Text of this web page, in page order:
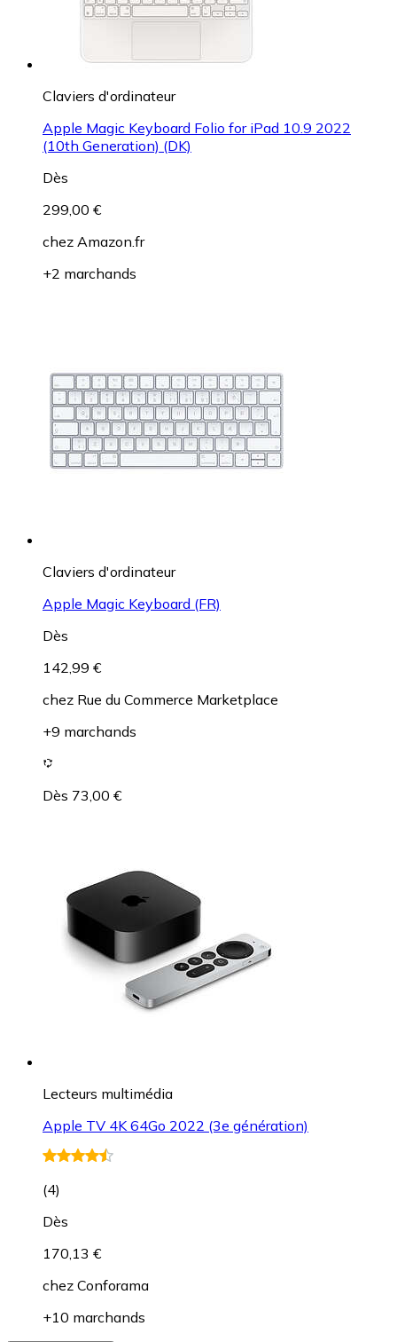
Claviers d'ordinateur
Apple Magic Keyboard Folio for iPad 10.9 2022
(10th Generation) (DK)
Dès
299,00 €
chez Amazon.fr
+2 marchands
Claviers d'ordinateur
Apple Magic Keyboard (FR)
Dès
142,99 €
chez Rue du Commerce Marketplace
+9 marchands
Dès 73,00 €
Lecteurs multimédia
Apple TV 4K 64Go 2022 (3e génération)
(4)
Dès
170,13 €
chez Conforama
+10 marchands